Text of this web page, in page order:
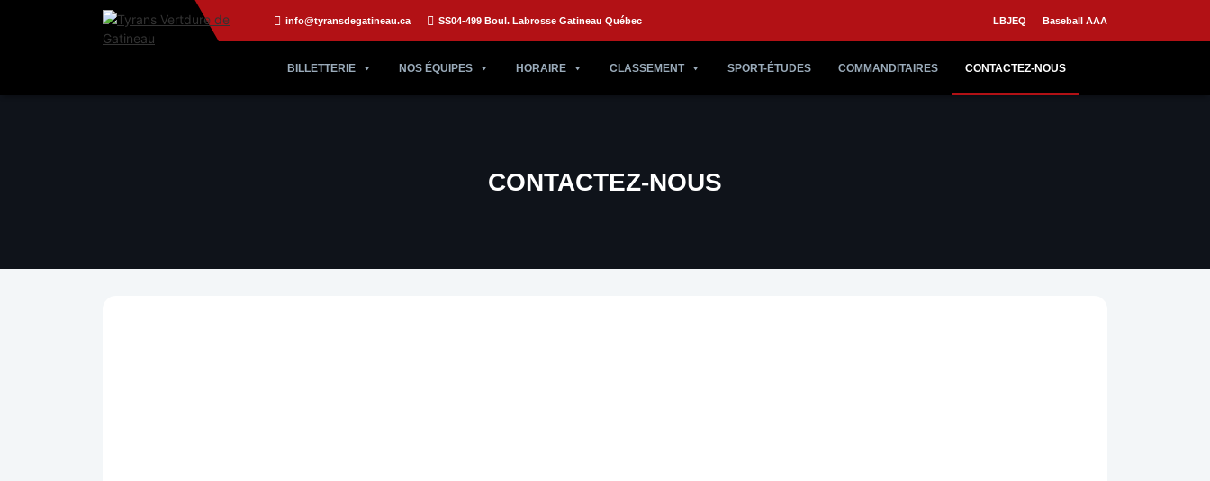
info@tyransdegatineau.ca SS04-499 Boul. Labrosse Gatineau Québec LBJEQ Baseball AAA
BILLETTERIE NOS ÉQUIPES HORAIRE CLASSEMENT SPORT-ÉTUDES COMMANDITAIRES CONTACTEZ-NOUS
CONTACTEZ-NOUS